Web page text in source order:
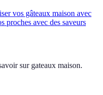
vos gâteaux maison avec
proches avec des saveurs
sur gateaux maison.